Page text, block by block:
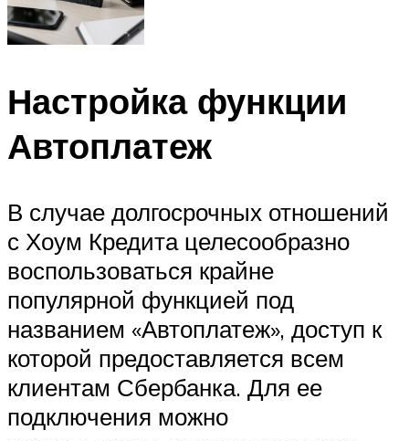
Настройка функции
Автоплатеж
В случае долгосрочных отношений
с Хоум Кредита целесообразно
воспользоваться крайне
популярной функцией под
названием «Автоплатеж», доступ к
которой предоставляется всем
клиентам Сбербанка. Для ее
подключения можно